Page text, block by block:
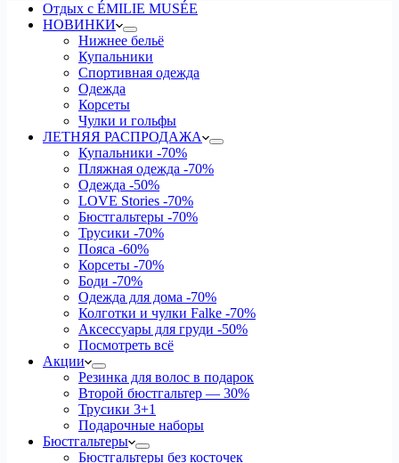
Отдых с ÉMILIE MUSÉE
НОВИНКИ
Нижнее бельё
Купальники
Спортивная одежда
Одежда
Корсеты
Чулки и гольфы
ЛЕТНЯЯ РАСПРОДАЖА
Купальники -70%
Пляжная одежда -70%
Одежда -50%
LOVE Stories -70%
Бюстгальтеры -70%
Трусики -70%
Пояса -60%
Корсеты -70%
Боди -70%
Одежда для дома -70%
Колготки и чулки Falke -70%
Аксессуары для груди -50%
Посмотреть всё
Акции
Резинка для волос в подарок
Второй бюстгальтер — 30%
Трусики 3+1
Подарочные наборы
Бюстгальтеры
Бюстгальтеры без косточек